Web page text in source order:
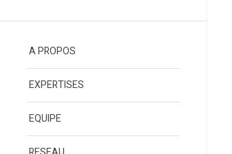
A PROPOS
EXPERTISES
EQUIPE